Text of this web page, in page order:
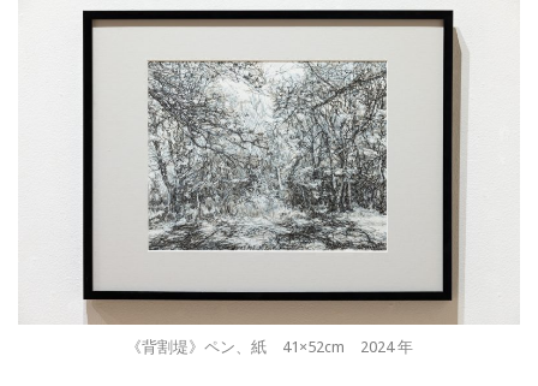
《背割堤》ペン、紙 41×52cm 2024 年